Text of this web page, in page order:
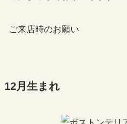
ご来店時のお願い
12月生まれ